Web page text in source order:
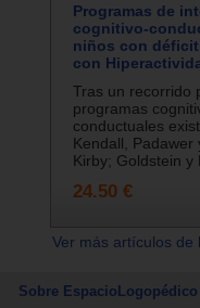
Programas de
cognitivo-
niños con
con
Tras un recorrido
programas
conductuales
Kendall, Padawer
Kirby; Goldstein y
24.50 €
Ver más artículos
Sobre EspacioLogopédico